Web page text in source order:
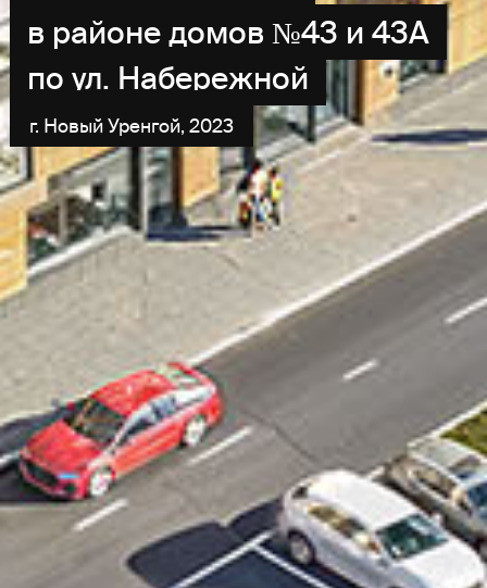
в районе домов №43 и 43А
по ул. Набережной
г. Новый Уренгой, 2023